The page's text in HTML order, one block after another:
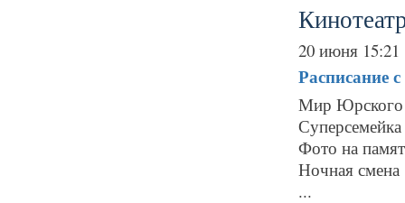
20 июня 15:21
Расписание
Мир Юрского
Фото на
Ночная смена
...